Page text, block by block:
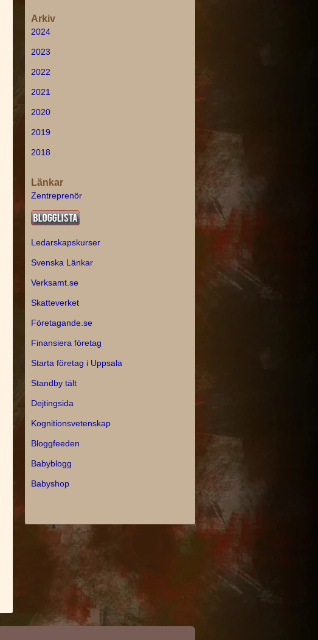
Arkiv
2024
2023
2022
2021
2020
2019
2018
Länkar
Zentreprenör
Ledarskapskurser
Svenska Länkar
Verksamt.se
Skatteverket
Företagande.se
Finansiera företag
Starta företag i Uppsala
Standby tält
Dejtingsida
Kognitionsvetenskap
Bloggfeeden
Babyblogg
Babyshop